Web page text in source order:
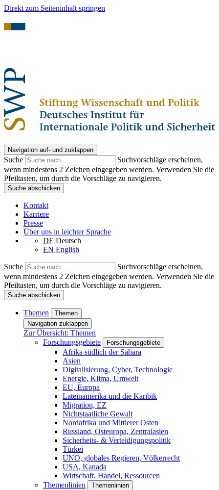
Direkt zum Seiteninhalt springen
Navigation auf- und zuklappen
Suche
Suchvorschläge erscheinen,
wenn mindestens 2 Zeichen eingegeben werden. Verwenden Sie die
Pfeiltasten, um durch die Vorschläge zu navigieren.
Suche abschicken
Kontakt
Karriere
Presse
Über uns in leichter Sprache
DE Deutsch
EN English
Suche
Suchvorschläge erscheinen,
wenn mindestens 2 Zeichen eingegeben werden. Verwenden Sie die
Pfeiltasten, um durch die Vorschläge zu navigieren.
Suche abschicken
Themen
Themen
Navigation zuklappen
Zur Übersicht: Themen
Forschungsgebiete
Forschungsgebiete
Afrika südlich der Sahara
Asien
Digitalisierung, Cyber, Technologie
Energie, Klima, Umwelt
EU, Europa
Lateinamerika und die Karibik
Migration, EZ
Nichtstaatliche Gewalt
Nordafrika und Mittlerer Osten
Russland, Osteuropa, Zentralasien
Sicherheits- & Verteidigungspolitik
Türkei
UNO, globales Regieren, Völkerrecht
USA, Kanada
Wirtschaft, Handel, Ressourcen
Themenlinien
Themenlinien